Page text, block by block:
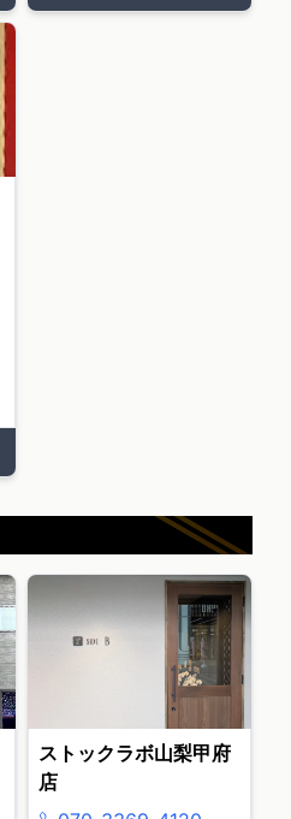
ストックラボ山梨甲府
店